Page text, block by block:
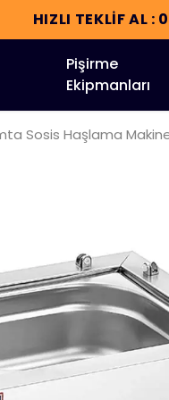
Pişirme
Ekipmanları
Sosis Haşlama